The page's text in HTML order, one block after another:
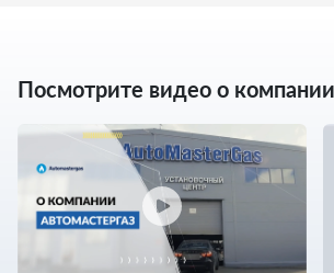
Посмотрите видео о компании